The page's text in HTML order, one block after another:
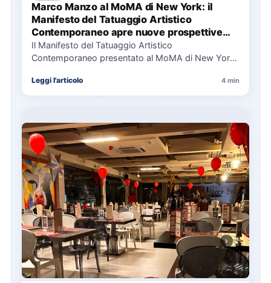
Marco Manzo al MoMA di New York: il
Manifesto del Tatuaggio Artistico
Contemporaneo apre nuove prospettive
per il collezionismo
Il Manifesto del Tatuaggio Artistico
Contemporaneo presentato al MoMA di New York
Leggi l'articolo 4 min